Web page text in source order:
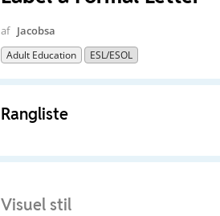
af Jacobsa
Adult Education ESL/ESOL
Rangliste
Visuel stil